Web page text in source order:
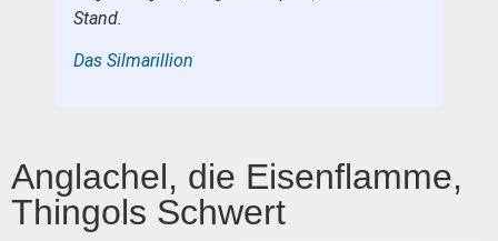
Stand.
Das Silmarillion
Anglachel, die Eisenflamme,
Thingols Schwert